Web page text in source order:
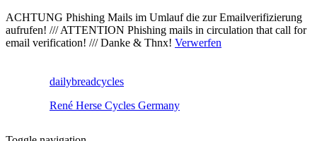
ACHTUNG Phishing Mails im Umlauf die zur Emailverifizierung
aufrufen! /// ATTENTION Phishing mails in circulation that call for
email verification! /// Danke & Thnx! Verwerfen
dailybreadcycles
René Herse Cycles Germany